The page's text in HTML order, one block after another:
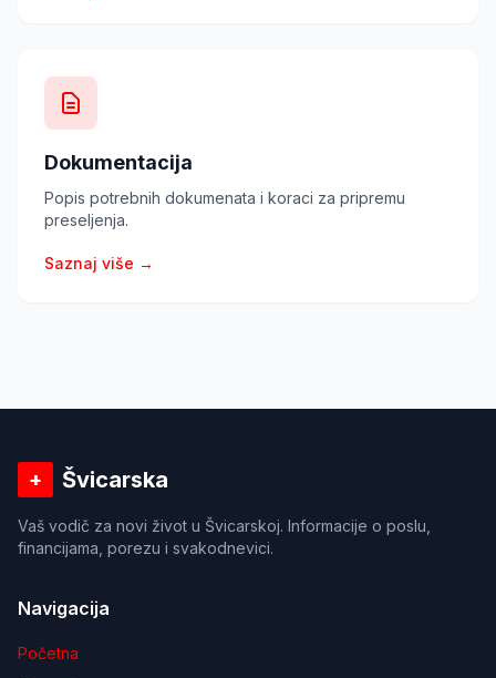
Dokumentacija
Popis potrebnih dokumenata i koraci za pripremu
preseljenja.
Saznaj više →
+ Švicarska
Vaš vodič za novi život u Švicarskoj. Informacije o poslu,
financijama, porezu i svakodnevici.
Navigacija
Početna